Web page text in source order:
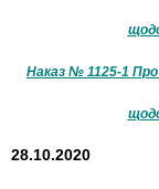
Наказ № 1125-1
28.10.2020